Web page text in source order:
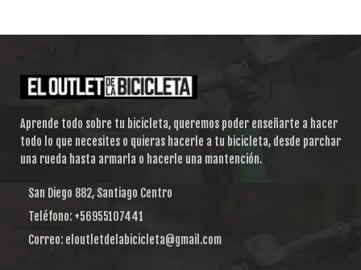
Aprende todo sobre tu bicicleta, queremos poder enseñarte a hacer
todo lo que necesites o quieras hacerle a tu bicicleta, desde parchar
una rueda hasta armarla o hacerle una mantención.
San Diego 882, Santiago Centro
Teléfono: +56955107441
Correo: eloutletdelabicicleta@gmail.com